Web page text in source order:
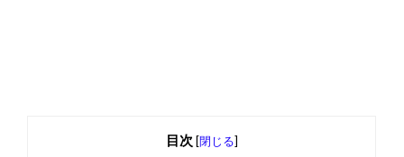
目次 [閉じる]